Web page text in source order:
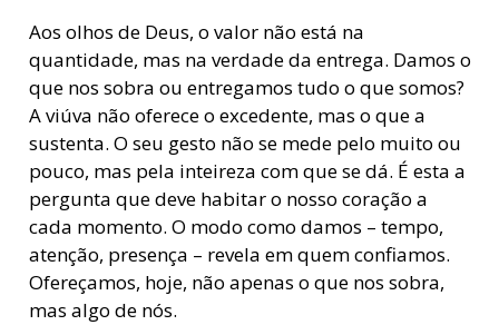
Aos olhos de Deus, o valor não está na
quantidade, mas na verdade da entrega. Damos o
que nos sobra ou entregamos tudo o que somos?
A viúva não oferece o excedente, mas o que a
sustenta. O seu gesto não se mede pelo muito ou
pouco, mas pela inteireza com que se dá. É esta a
pergunta que deve habitar o nosso coração a
cada momento. O modo como damos – tempo,
atenção, presença – revela em quem confiamos.
Ofereçamos, hoje, não apenas o que nos sobra,
mas algo de nós.